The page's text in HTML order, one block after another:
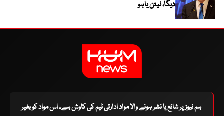
دیگا، نیتن یاہو
ہم نیوز پر شائع یا نشر ہونے والا مواد ادارتی ٹیم کی کاوش ہے۔ اس مواد کو بغیر